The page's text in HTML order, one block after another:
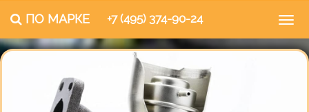
ПО МАРКЕ +7 (495) 374-90-24